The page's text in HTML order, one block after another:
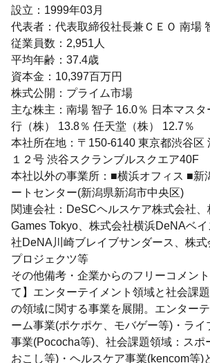
設立：1999年03月
代表者：代表取締役社長兼ＣＥＯ 南場
従業員数：2,951人
平均年齢：37.4歳
資本金：10,397百万円
株式公開：プライム市場
主な株主：南場 智子 16.0％ 日本マス
行（株） 13.8％ 任天堂（株） 12.7％
本社所在地：〒150-6140 東京都渋谷区
１２号 渋谷スクランブルスクエア40F
本社以外の事業所：■横浜オフィス ■新
ートセンター(新潟県新潟市中央区)
関連会社：DeSCヘルスケア株式会社
Games Tokyo、株式会社横浜DeNAベ
社DeNA川崎ブレイブサンダース、株
プロジェクツ等
その他備考・企業からのフリーコメン
て】エンターテイメント領域と社会課
の領域に関する事業を展開。エンター
ーム事業(ポケポケ、モバゲー等)・ラ
事業(Pococha等)、社会課題領域：スポ
おこし等)・ヘルスケア事業(kencom等)